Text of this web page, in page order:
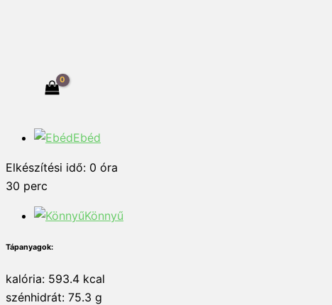
Ebéd
Elkészítési idő: 0 óra
30 perc
Könnyű
Tápanyagok:
kalória: 593.4 kcal
szénhidrát: 75.3 g